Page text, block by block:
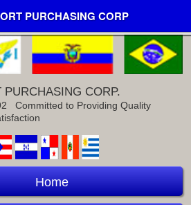
PURCHASING CORP
CORP.
Committed to Providing Quality
Home